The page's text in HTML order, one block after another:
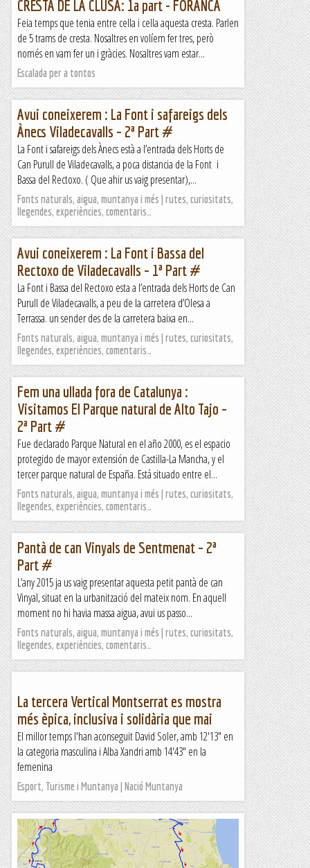
CRESTA DE LA CLUSA: 1a part - FORANCA
Feia temps que tenia entre cella i cella aquesta cresta. Parlen
de 5 trams de cresta. Nosaltres en volíem fer tres, però
només en vam fer un i gràcies. Nosaltres vam estar...
Escalada per a tontos
Avui coneixerem : La Font i safareigs dels
Ànecs Viladecavalls – 2ª Part #
La Font i safareigs dels Ànecs està a l’entrada dels Horts de
Can Purull de Viladecavalls, a poca distancia de la Font i
Bassa del Rectoxo. ( Que ahir us vaig presentar),...
Fonts naturals, aigua, muntanya i més | rutes, curiositats,
llegendes, experiències, comentaris…
Avui coneixerem : La Font i Bassa del
Rectoxo de Viladecavalls – 1ª Part #
La Font i Bassa del Rectoxo esta a l’entrada dels Horts de Can
Purull de Viladecavalls, a peu de la carretera d’Olesa a
Terrassa. un sender des de la carretera baixa en...
Fonts naturals, aigua, muntanya i més | rutes, curiositats,
llegendes, experiències, comentaris…
Fem una ullada fora de Catalunya :
Visitamos El Parque natural de Alto Tajo –
2ª Part #
Fue declarado Parque Natural en el año 2000, es el espacio
protegido de mayor extensión de Castilla-La Mancha, y el
tercer parque natural de España. Está situado entre el...
Fonts naturals, aigua, muntanya i més | rutes, curiositats,
llegendes, experiències, comentaris…
Pantà de can Vinyals de Sentmenat – 2ª
Part #
L’any 2015 ja us vaig presentar aquesta petit pantà de can
Vinyal, situat en la urbanització del mateix nom. En aquell
moment no hi havia massa aigua, avui us passo...
Fonts naturals, aigua, muntanya i més | rutes, curiositats,
llegendes, experiències, comentaris…
La tercera Vertical Montserrat es mostra
més èpica, inclusiva i solidària que mai
El millor temps l'han aconseguit David Soler, amb 12'13" en
la categoria masculina i Alba Xandri amb 14'43" en la
femenina
Esport, Turisme i Muntanya | Nació Muntanya